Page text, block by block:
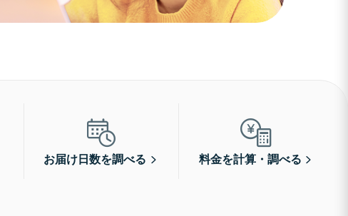
お届け日数を調べる 料金を計算・調べる